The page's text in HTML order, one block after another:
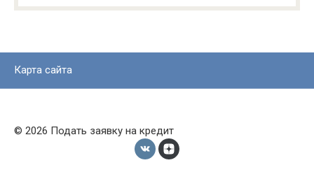
Карта сайта
© 2026 Подать заявку на кредит